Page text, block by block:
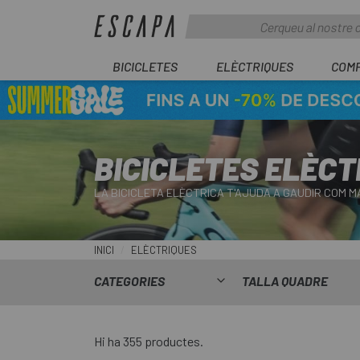
BICICLETES ELÈCTRIQUES
BICICLETES
LA BICICLETA ELÈCTRICA T'AJUDA A GAUDIR COM
INICI ELÈCTRIQUES
CATEGORIES TALLA QUADRE
Hi ha 355 productes.